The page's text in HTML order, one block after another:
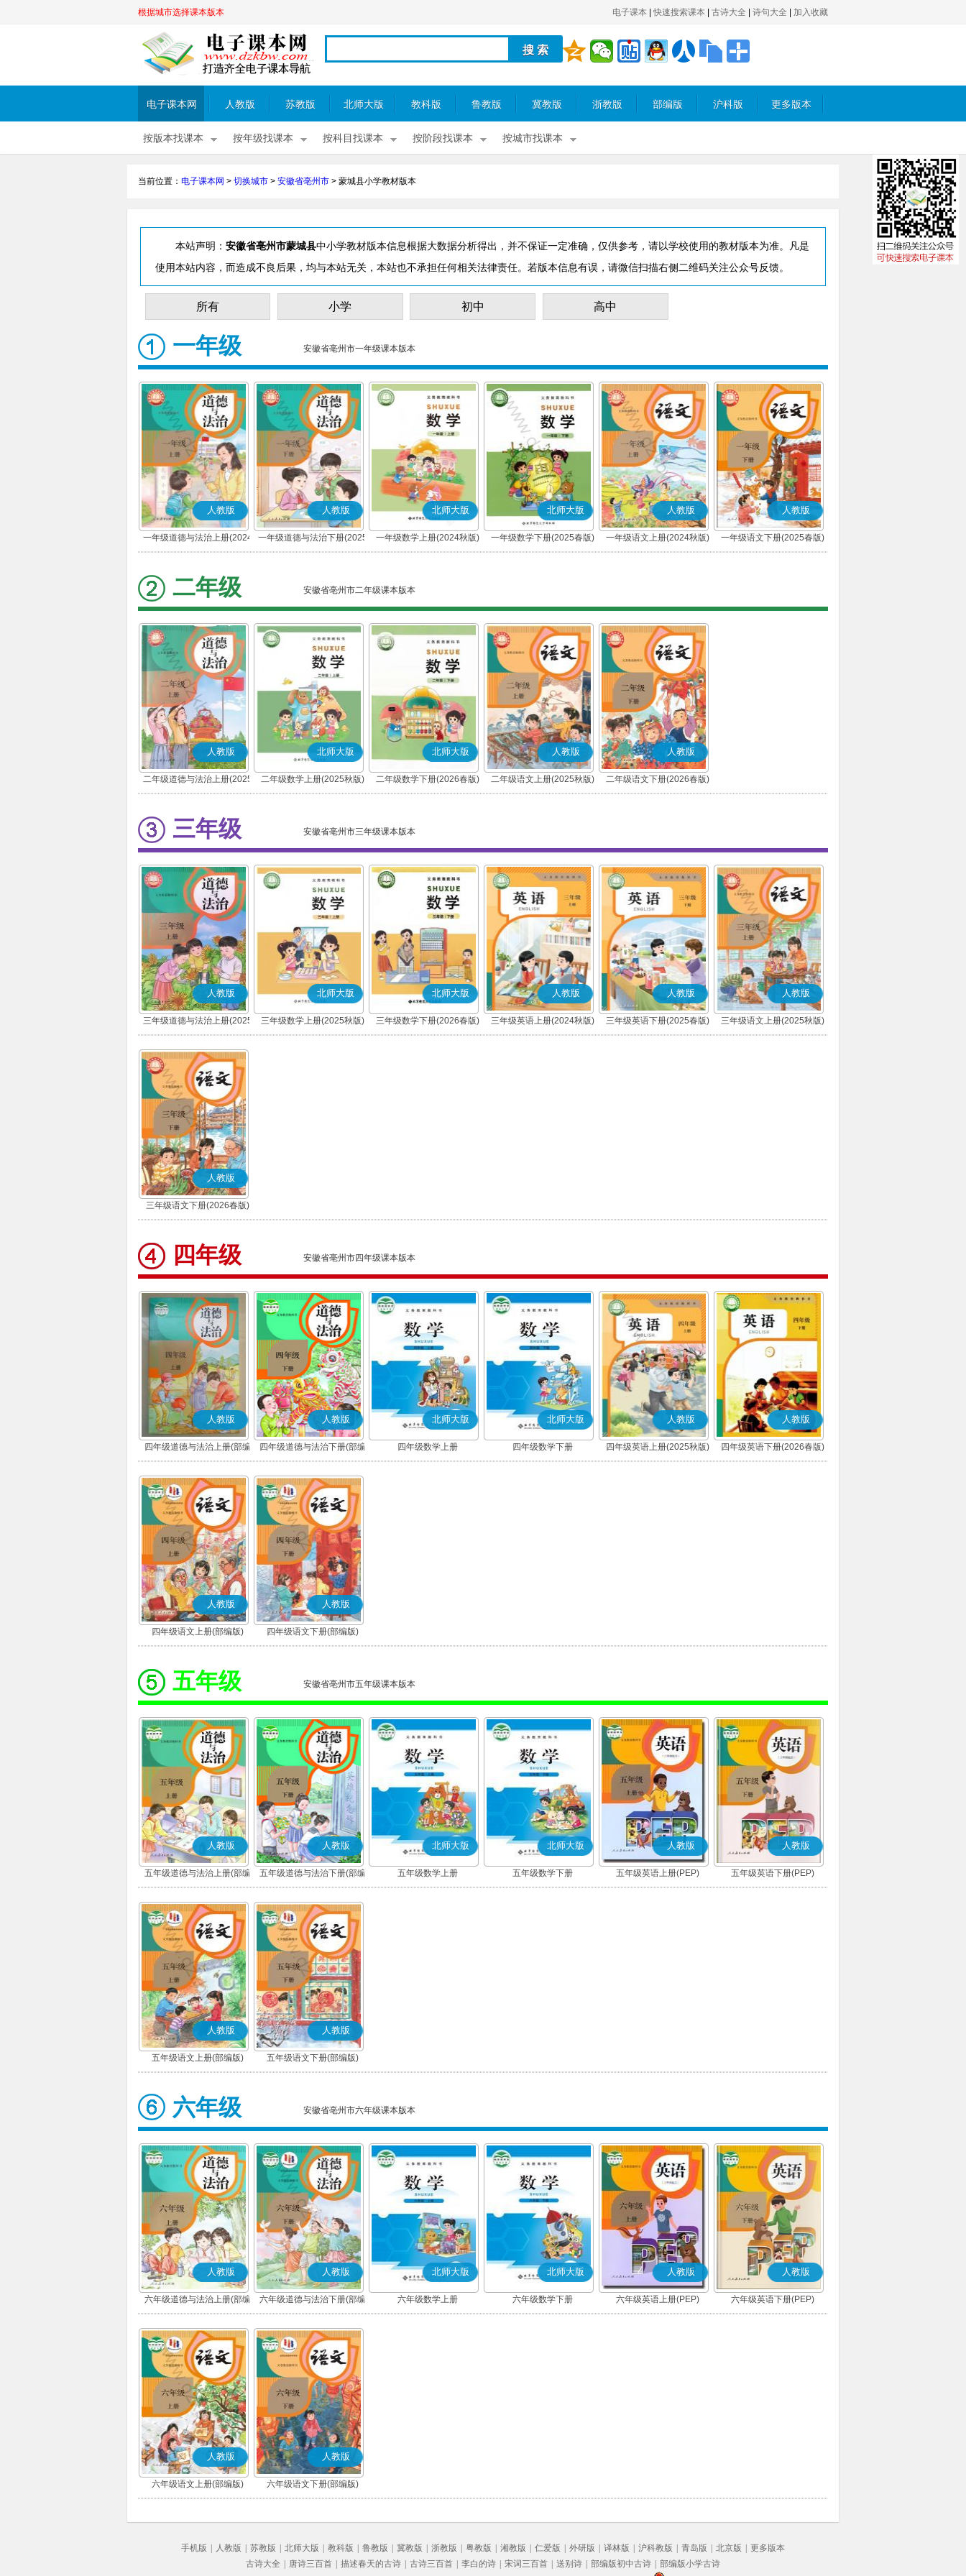
根据城市选择课本版本 电子课本 快速搜索课本 古诗大全 诗句大全 加入收藏
电子课本网 人教版 苏教版 北师大版 教科版 鲁教版 冀教版 浙教版 部编版 沪科版 更多版本
按版本找课本 按年级找课本 按科目找课本 按阶段找课本 按城市找课本
当前位置： 电子课本网 > 切换城市 > 安徽省亳州市 > 蒙城县小学教材版本
本站声明： 安徽省亳州市蒙城县中小学教材版本信息根据大数据分析得出，并不保证一定准确，仅供参考，请以学校使用的教材版本为准。凡是
使用本站内容，而造成不良后果，均与本站无关，本站也不承担任何相关法律责任。若版本信息有误，请微信扫描右侧二维码关注公众号反馈。
所有 小学 初中 高中
一年级 安徽省亳州市一年级课本版本
人教版
一年级道德与法治上册(2024
秋版)(部编版)
人教版
一年级道德与法治下册(2025
春版)(部编版)
北师大版
一年级数学上册(2024秋版)
北师大版
一年级数学下册(2025春版)
人教版
一年级语文上册(2024秋版)
(部编版)
人教版
一年级语文下册(2025春版)
(部编版)
二年级 安徽省亳州市二年级课本版本
人教版
二年级道德与法治上册(2025
秋版)(部编版)
北师大版
二年级数学上册(2025秋版)
北师大版
二年级数学下册(2026春版)
人教版
二年级语文上册(2025秋版)
(部编版)
人教版
二年级语文下册(2026春版)
(部编版)
三年级 安徽省亳州市三年级课本版本
人教版
三年级道德与法治上册(2025
秋版)(部编版)
北师大版
三年级数学上册(2025秋版)
北师大版
三年级数学下册(2026春版)
人教版
三年级英语上册(2024秋版)
(PEP)
人教版
三年级英语下册(2025春版)
(PEP)
人教版
三年级语文上册(2025秋版)
(部编版)
人教版
三年级语文下册(2026春版)
(部编版)
四年级 安徽省亳州市四年级课本版本
人教版
四年级道德与法治上册(部编
版)
人教版
四年级道德与法治下册(部编
版)
北师大版
四年级数学上册
北师大版
四年级数学下册
人教版
四年级英语上册(2025秋版)
(PEP)
人教版
四年级英语下册(2026春版)
(PEP)
人教版
四年级语文上册(部编版)
人教版
四年级语文下册(部编版)
五年级 安徽省亳州市五年级课本版本
人教版
五年级道德与法治上册(部编
版)
人教版
五年级道德与法治下册(部编
版)
北师大版
五年级数学上册
北师大版
五年级数学下册
人教版
五年级英语上册(PEP)
人教版
五年级英语下册(PEP)
人教版
五年级语文上册(部编版)
人教版
五年级语文下册(部编版)
六年级 安徽省亳州市六年级课本版本
人教版
六年级道德与法治上册(部编
版)
人教版
六年级道德与法治下册(部编
版)
北师大版
六年级数学上册
北师大版
六年级数学下册
人教版
六年级英语上册(PEP)
人教版
六年级英语下册(PEP)
人教版
六年级语文上册(部编版)
人教版
六年级语文下册(部编版)
手机版 人教版 苏教版 北师大版 教科版 鲁教版 冀教版 浙教版 粤教版 湘教版 仁爱版 外研版 译林版 沪科教版 青岛版 北京版
更多版本
古诗大全
唐诗三百首 描述春天的古诗 古诗三百首 李白的诗 宋词三百首 送别诗 部编版初中古诗 部编版小学古诗